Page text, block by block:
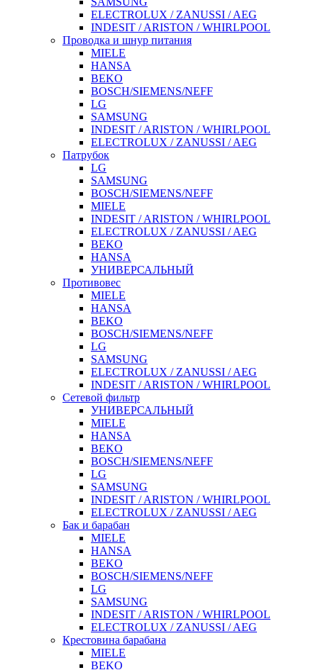
ELECTROLUX / ZANUSSI / AEG
INDESIT / ARISTON / WHIRLPOOL
Проводка и шнур питания
MIELE
HANSA
BEKO
BOSCH/SIEMENS/NEFF
LG
SAMSUNG
INDESIT / ARISTON / WHIRLPOOL
ELECTROLUX / ZANUSSI / AEG
Патрубок
LG
SAMSUNG
BOSCH/SIEMENS/NEFF
MIELE
INDESIT / ARISTON / WHIRLPOOL
ELECTROLUX / ZANUSSI / AEG
BEKO
HANSA
УНИВЕРСАЛЬНЫЙ
Противовес
MIELE
HANSA
BEKO
BOSCH/SIEMENS/NEFF
LG
SAMSUNG
ELECTROLUX / ZANUSSI / AEG
INDESIT / ARISTON / WHIRLPOOL
Сетевой фильтр
УНИВЕРСАЛЬНЫЙ
MIELE
HANSA
BEKO
BOSCH/SIEMENS/NEFF
LG
SAMSUNG
INDESIT / ARISTON / WHIRLPOOL
ELECTROLUX / ZANUSSI / AEG
Бак и барабан
MIELE
HANSA
BEKO
BOSCH/SIEMENS/NEFF
LG
SAMSUNG
INDESIT / ARISTON / WHIRLPOOL
ELECTROLUX / ZANUSSI / AEG
Крестовина барабана
MIELE
BEKO